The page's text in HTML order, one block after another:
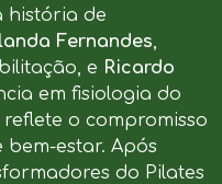
história de
Fernandes,
e Ricardo
em fisiologia do
o compromisso
estar. Após
do Pilates